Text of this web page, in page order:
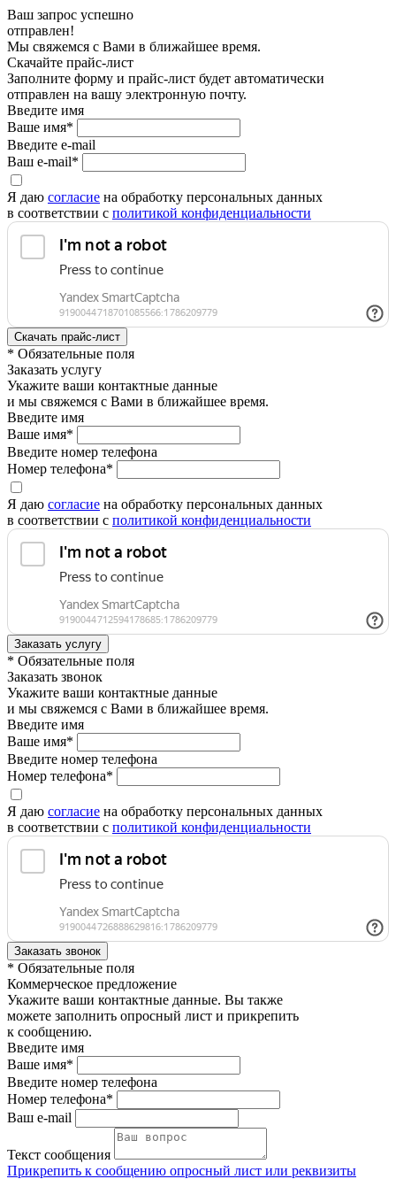
Ваш запрос успешно
отправлен!
Мы свяжемся с Вами в ближайшее время.
Скачайте прайс-лист
Заполните форму и прайс-лист будет автоматически
отправлен на вашу электронную почту.
Введите имя
Ваше имя*
Введите e-mail
Ваш e-mail*
Я даю согласие на обработку персональных данных
в соответствии с политикой конфиденциальности
* Обязательные поля
Заказать услугу
Укажите ваши контактные данные
и мы свяжемся с Вами в ближайшее время.
Введите имя
Ваше имя*
Введите номер телефона
Номер телефона*
Я даю согласие на обработку персональных данных
в соответствии с политикой конфиденциальности
* Обязательные поля
Заказать звонок
Укажите ваши контактные данные
и мы свяжемся с Вами в ближайшее время.
Введите имя
Ваше имя*
Введите номер телефона
Номер телефона*
Я даю согласие на обработку персональных данных
в соответствии с политикой конфиденциальности
* Обязательные поля
Коммерческое предложение
Укажите ваши контактные данные. Вы также
можете заполнить опросный лист и прикрепить
к сообщению.
Введите имя
Ваше имя*
Введите номер телефона
Номер телефона*
Ваш e-mail
Текст сообщения
Прикрепить к сообщению опросный лист или реквизиты